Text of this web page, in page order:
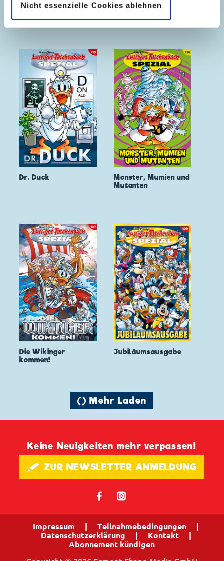
Nicht essenzielle Cookies ablehnen
Dr. Duck
Monster, Mumien und
Mutanten
Die Wikinger
kommen!
Jubiläumsausgabe
🔄 Mehr Laden
Keine Neuigkeiten mehr verpassen!
🖋 ZUR NEWSLETTER ANMELDUNG
𝖿 📷
Impressum Teilnahmebedingungen
Datenschutzerklärung
Kontakt
Abonnement kündigen